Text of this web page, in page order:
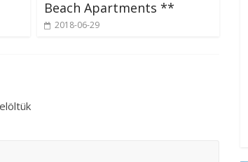
Beach Apartments **
2018-06-29